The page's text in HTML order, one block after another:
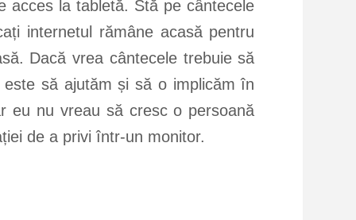
acces la tabletă. Stă pe cântecele
internetul rămâne acasă pentru
Dacă vrea cântecele trebuie să
să ajutăm și să o implicăm în
eu nu vreau să cresc o persoană
de a privi într-un monitor.